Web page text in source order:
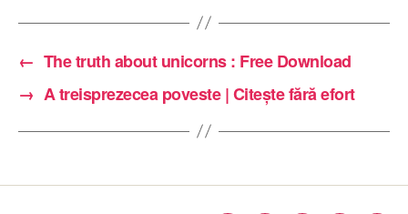
← The truth about unicorns : Free Download
→ A treisprezecea poveste | Citește fără efort